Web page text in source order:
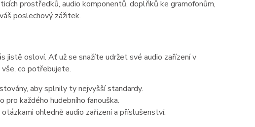
prostředků, audio komponentů, doplňků ke gramofonům,
poslechový zážitek.
jistě osloví. Ať už se snažíte udržet své audio zařízení v
co potřebujete.
aby splnily ty nejvyšší standardy.
pro každého hudebního fanouška.
ohledně audio zařízení a příslušenství.